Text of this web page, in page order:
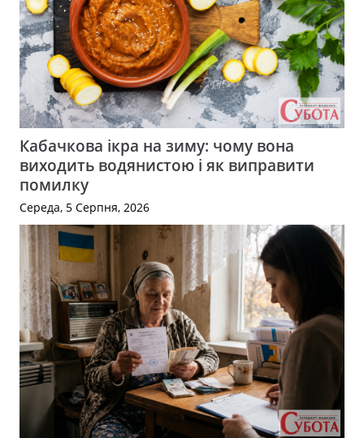
Кабачкова ікра на зиму: чому вона
виходить водянистою і як виправити
помилку
Середа, 5 Серпня, 2026